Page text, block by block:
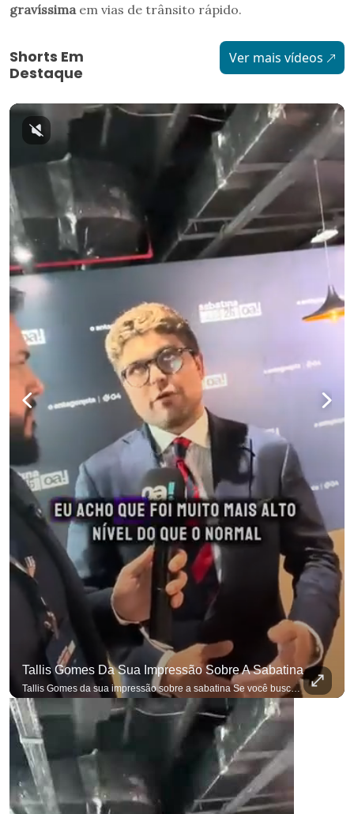
gravíssima em vias de trânsito rápido.
Shorts Em
Destaque
Ver mais vídeos
Tallis Gomes Da Sua Impressão Sobre A Sabatina
Tallis Gomes da sua impressão sobre a sabatina Se você busca informação com credibilidade, inscreva-se agora e ative o